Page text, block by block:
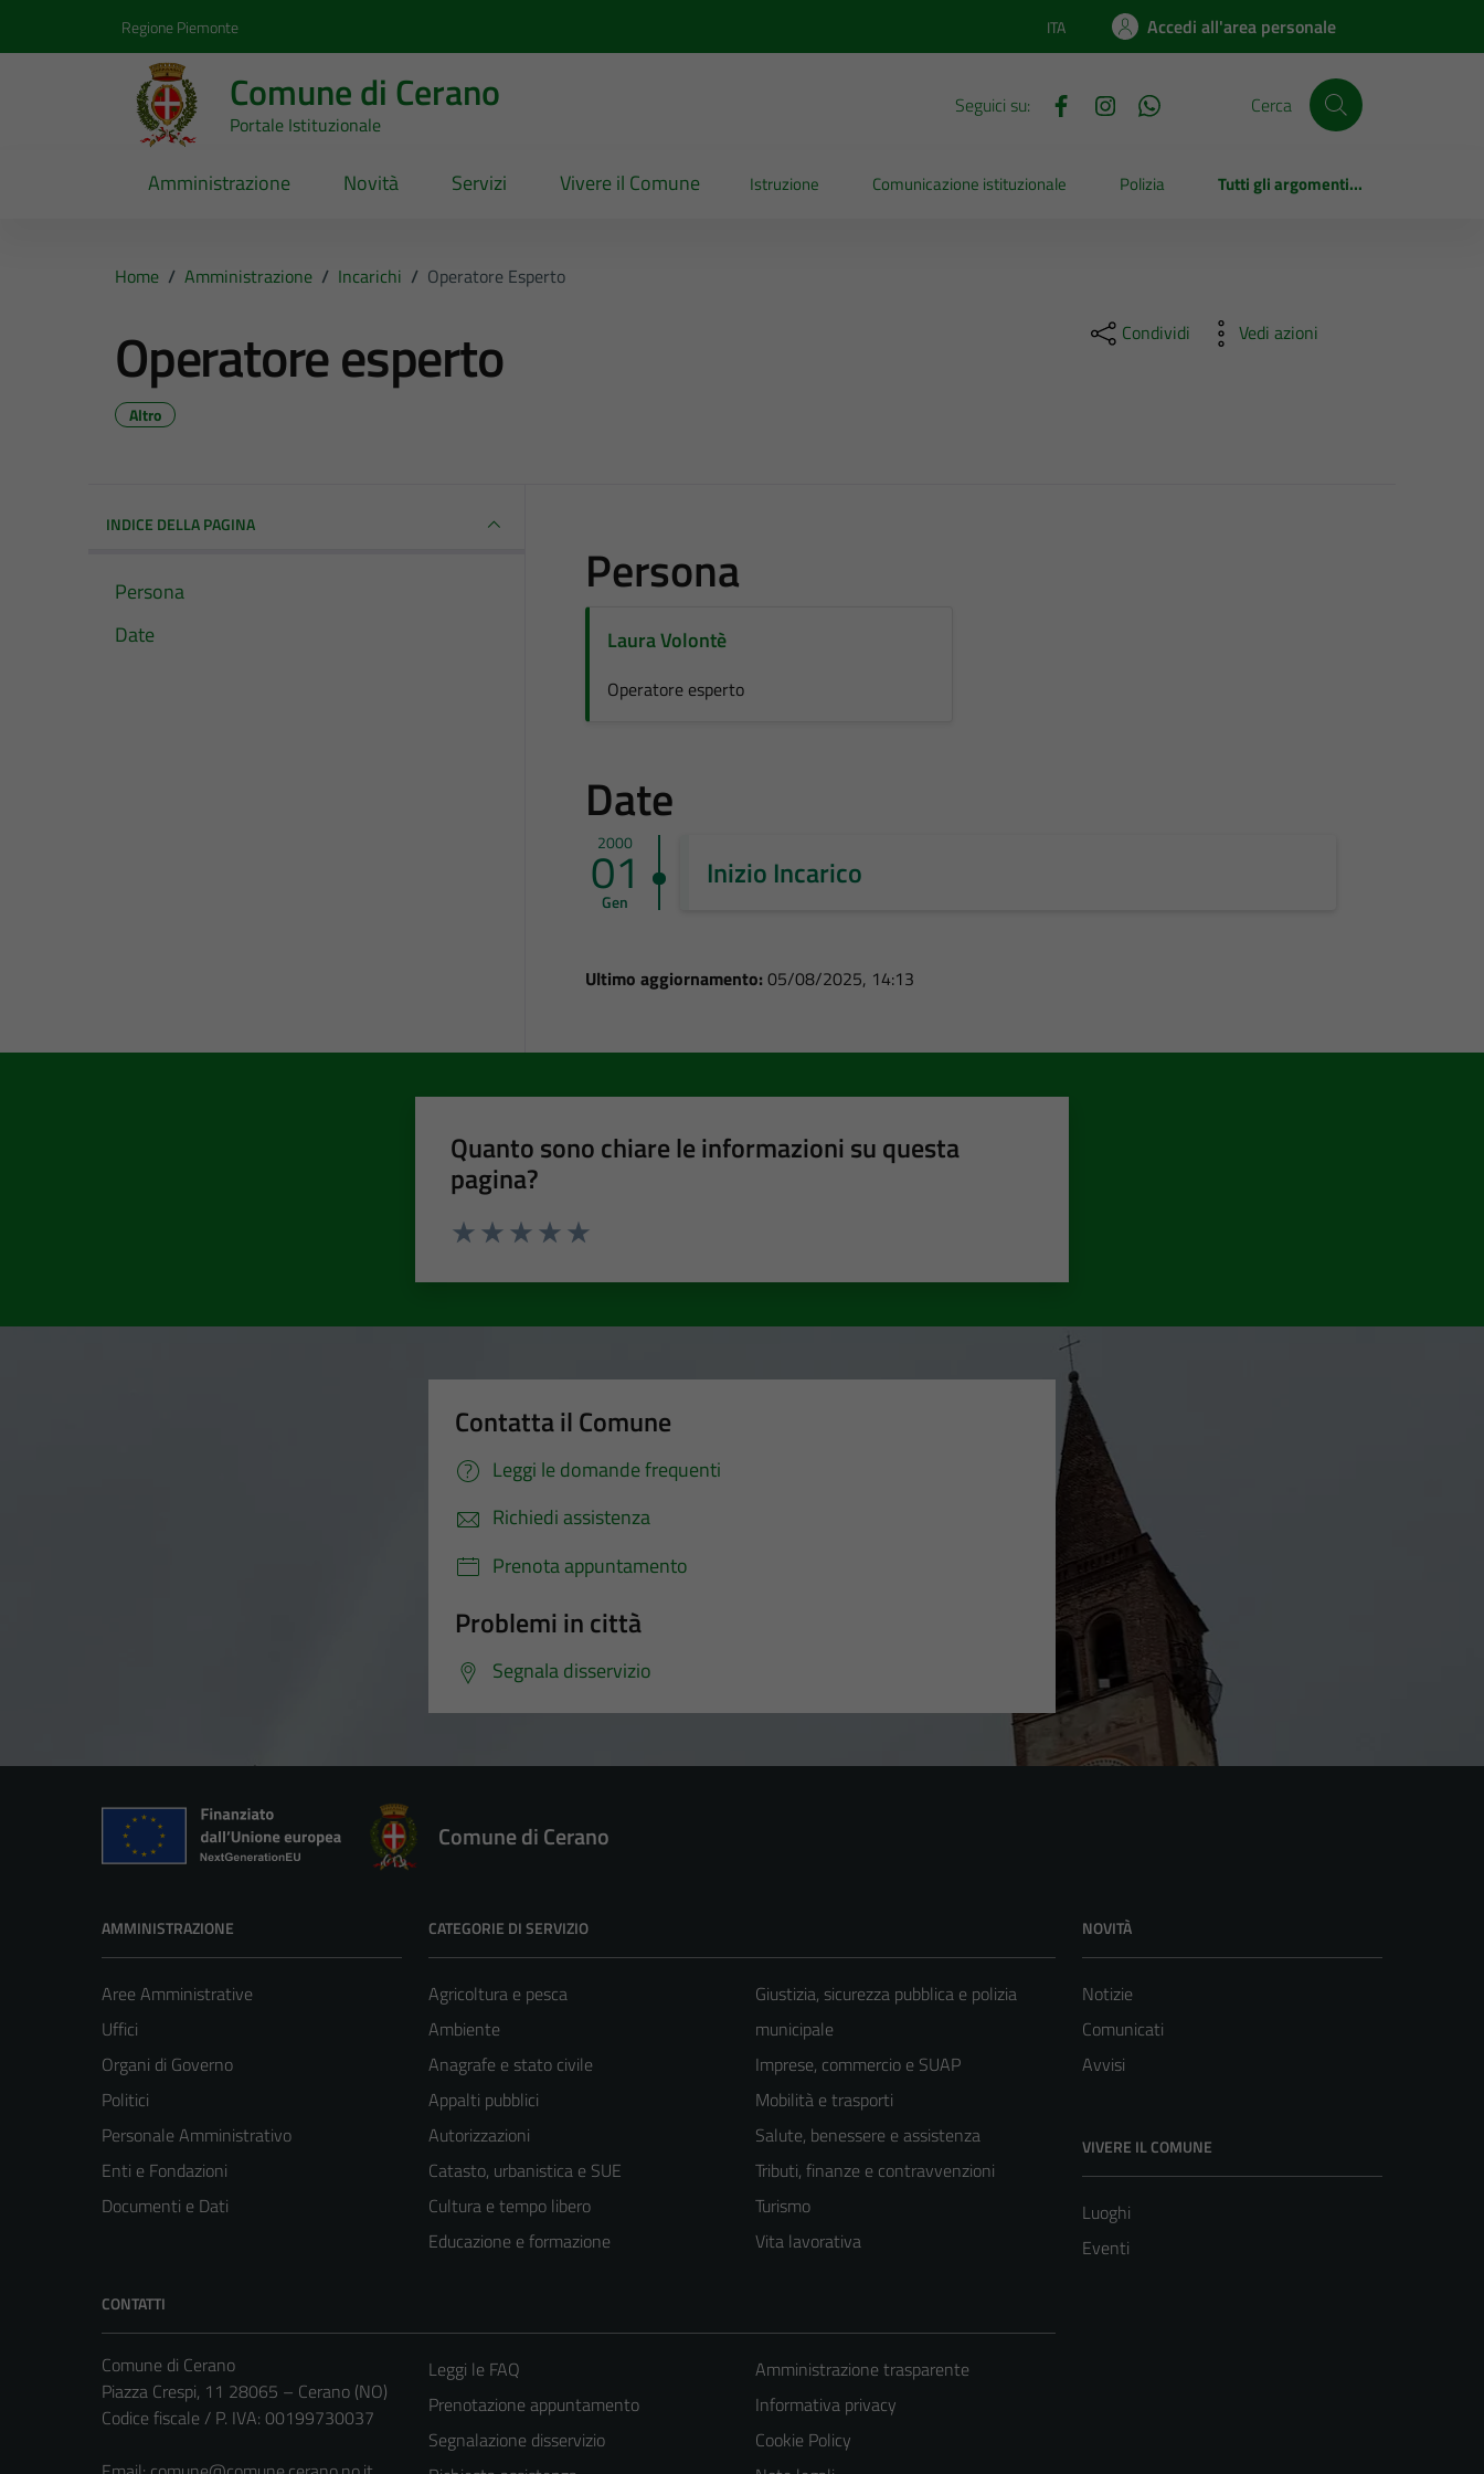
Regione Piemonte Lingua attiva:
ITA Accedi all'area personale
Comune di Cerano
Portale Istituzionale
Seguici su: Cerca
Amministrazione Novità Servizi Vivere il Comune Istruzione Comunicazione istituzionale Polizia Tutti gli argomenti...
Home / Amministrazione / Incarichi / Operatore Esperto
Operatore esperto
Altro
Condividi Vedi azioni
INDICE DELLA PAGINA
Persona
Date
Persona
Laura Volontè
Operatore esperto
Date
2000
01
Gen
Inizio Incarico
Ultimo aggiornamento: 05/08/2025, 14:13
Quanto sono chiare le informazioni su questa
pagina?
Contatta il Comune
Leggi le domande frequenti
Richiedi assistenza
Prenota appuntamento
Problemi in città
Segnala disservizio
Comune di Cerano
AMMINISTRAZIONE
Aree Amministrative
Uffici
Organi di Governo
Politici
Personale Amministrativo
Enti e Fondazioni
Documenti e Dati
CATEGORIE DI SERVIZIO
Agricoltura e pesca
Ambiente
Anagrafe e stato civile
Appalti pubblici
Autorizzazioni
Catasto, urbanistica e SUE
Cultura e tempo libero
Educazione e formazione
Giustizia, sicurezza pubblica e polizia
municipale
Imprese, commercio e SUAP
Mobilità e trasporti
Salute, benessere e assistenza
Tributi, finanze e contravvenzioni
Turismo
Vita lavorativa
NOVITÀ
Notizie
Comunicati
Avvisi
VIVERE IL COMUNE
Luoghi
Eventi
CONTATTI
Comune di Cerano
Piazza Crespi, 11 28065 – Cerano (NO)
Codice fiscale / P. IVA: 00199730037
Leggi le FAQ
Prenotazione appuntamento
Segnalazione disservizio
Amministrazione trasparente
Informativa privacy
Cookie Policy